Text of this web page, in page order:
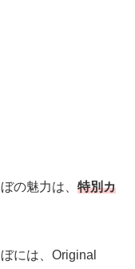
の魅力は、 特別カ
には、Original